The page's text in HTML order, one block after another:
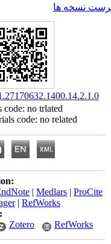
نسخه ها
code: no trlated
code: no related
| Medlars | ProCite
| RefWorks
Zotero RefWorks